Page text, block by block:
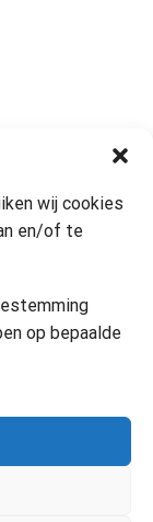
wij cookies
en/of te
op bepaalde
schakelen
–Bijdesi.nl.